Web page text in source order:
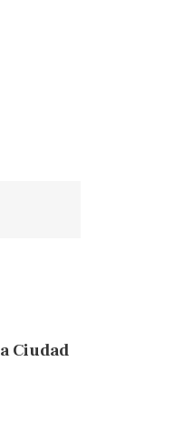
Ciudad